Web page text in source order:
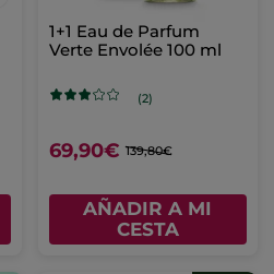
1+1 Eau de Parfum
Verte Envolée 100 ml
(2)
69,90€ 139,80€
AÑADIR A MI
CESTA